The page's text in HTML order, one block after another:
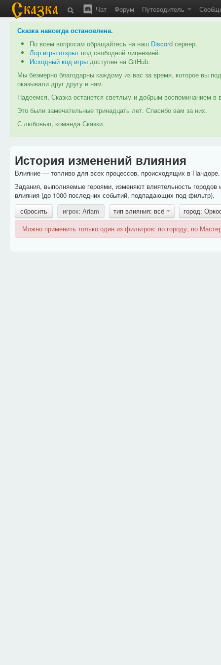
Чат Форум Путеводитель
Сказка навсегда остановлена.
По всем вопросам обращайтесь на наш Discord сервер.
Лор игры открыт под свободной лицензией.
Исходный код игры доступен на GitHub.
Мы безмерно благодарны каждому из вас за время, которое вы
оказывали друг другу и нам.
Надеемся, Сказка останется светлым и добрым воспоминанием
Это были замечательные тринадцать лет. Спасибо вам за них.
С любовью, команда Сказки.
История изменений влияния
Влияние — топливо для всех процессов, происходящих в
Задания, выполняемые героями, изменяют влиятельность
влияния (до 1000 последних событий, подпадающих под фильтр).
сбросить
игрок: Ariam тип влияния: всё
город:
Можно применить только один из фильтров: по городу, по